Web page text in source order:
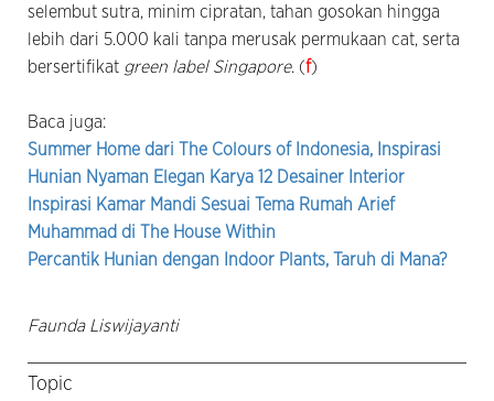
selembut sutra, minim cipratan, tahan gosokan hingga
lebih dari 5.000 kali tanpa merusak permukaan cat, serta
bersertifikat green label Singapore. (f)
Baca juga:
Summer Home dari The Colours of Indonesia, Inspirasi
Hunian Nyaman Elegan Karya 12 Desainer Interior
Inspirasi Kamar Mandi Sesuai Tema Rumah Arief
Muhammad di The House Within
Percantik Hunian dengan Indoor Plants, Taruh di Mana?
Faunda Liswijayanti
Topic